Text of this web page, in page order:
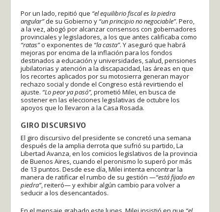
Por un lado, repitió que “el equilibrio fiscal es la piedra
angular”de su Gobierno y “un principio no negociable”. Pero,
a la vez, abogó por alcanzar consensos con gobernadores
provinciales y legisladores, a los que antes calificaba como
“ratas”o exponentes de “la casta”. Y aseguró que habrá
mejoras por encima de la inflación para los fondos
destinados a educación y universidades, salud, pensiones
jubilatorias y atención a la discapacidad, las áreas en que
los recortes aplicados por su motosierra generan mayor
rechazo social y donde el Congreso está revirtiendo el
ajuste. “Lo peor ya pasó”, prometió Milei, en busca de
sostener en las elecciones legislativas de octubre los
apoyos que lo llevaron a la Casa Rosada.
GIRO DISCURSIVO
El giro discursivo del presidente se concretó una semana
después de la amplia derrota que sufrió su partido, La
Libertad Avanza, en los comicios legislativos de la provincia
de Buenos Aires, cuando el peronismo lo superó por más
de 13 puntos. Desde ese día, Milei intenta encontrar la
manera de ratificar el rumbo de su gestión —“está fijado en
piedra”, reiteró— y exhibir algún cambio para volver a
seducir a los desencantados.